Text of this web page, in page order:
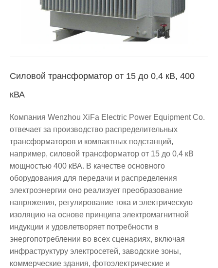
Силовой трансформатор от 15 до 0,4 кВ, 400
кВА
Компания Wenzhou XiFa Electric Power Equipment Co.
отвечает за производство распределительных
трансформаторов и компактных подстанций,
например, силовой трансформатор от 15 до 0,4 кВ
мощностью 400 кВА. В качестве основного
оборудования для передачи и распределения
электроэнергии оно реализует преобразование
напряжения, регулирование тока и электрическую
изоляцию на основе принципа электромагнитной
индукции и удовлетворяет потребности в
энергопотреблении во всех сценариях, включая
инфраструктуру электросетей, заводские зоны,
коммерческие здания, фотоэлектрические и